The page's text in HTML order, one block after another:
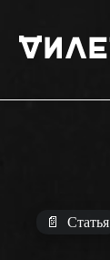
📄 Статья